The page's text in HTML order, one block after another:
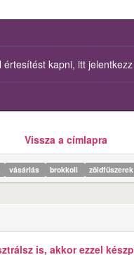
kapni, itt
Vissza a címlapra
vásárlás brokkoli zöldfűszerek
is, akkor ezzel